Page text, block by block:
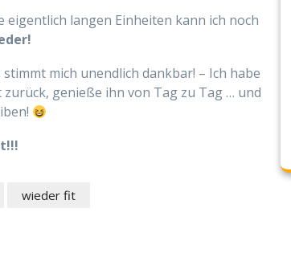
langen Einheiten kann ich noch
mich unendlich dankbar! – Ich habe
genieße ihn von Tag zu Tag … und
wieder fit